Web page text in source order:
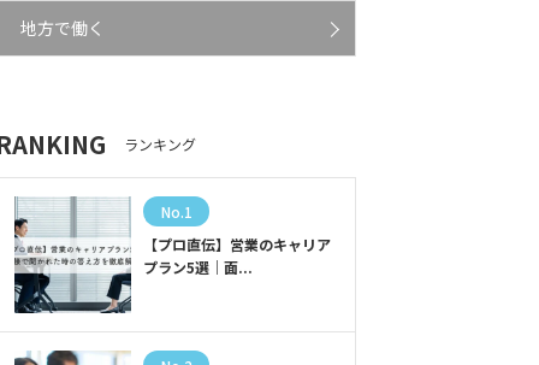
地方で働く
ランキング
No.1
【プロ直伝】営業のキャリア
プラン5選｜面...